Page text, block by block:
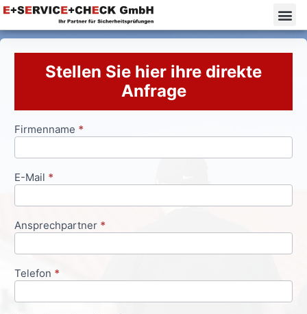
Stellen Sie hier ihre direkte
Anfrage
Anfrageformular
Firmenname *
E-Mail *
Ansprechpartner *
Telefon *